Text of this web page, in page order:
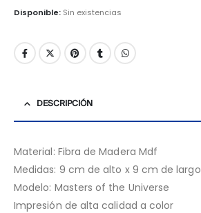
Disponible: Sin existencias
DESCRIPCIÓN
Material: Fibra de Madera Mdf
Medidas: 9 cm de alto x 9 cm de largo
Modelo: Masters of the Universe
Impresión de alta calidad a color